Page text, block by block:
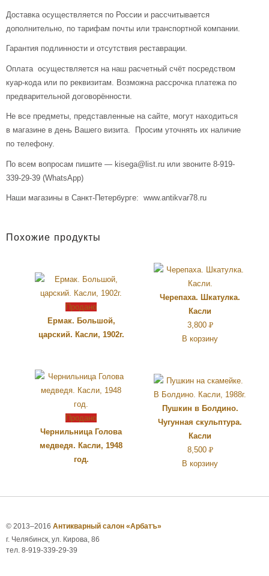
Доставка осуществляется по России и рассчитывается
дополнительно, по тарифам почты или транспортной компании.
Гарантия подлинности и отсутствия реставрации.
Оплата осуществляется на наш расчетный счёт посредством
куар-кода или по реквизитам. Возможна рассрочка платежа по
предварительной договорённости.
Не все предметы, представленные на сайте, могут находиться
в магазине в день Вашего визита. Просим уточнять их наличие
по телефону.
По всем вопросам пишите — kisega@list.ru или звоните 8-919-
339-29-39 (WhatsApp)
Наши магазины в Санкт-Петербурге: www.antikvar78.ru
Похожие продукты
Продано
Ермак. Большой,
царский. Касли, 1902г.
Черепаха. Шкатулка.
Касли
3,800Р
УБ.
В корзину
Продано
Чернильница Голова
медведя. Касли, 1948
год.
Пушкин в Болдино.
Чугунная скульптура.
Касли
8,500Р
УБ.
В корзину
© 2013–2016 Антикварный салон «Арбатъ»
г. Челябинск, ул. Кирова, 86
тел. 8-919-339-29-39